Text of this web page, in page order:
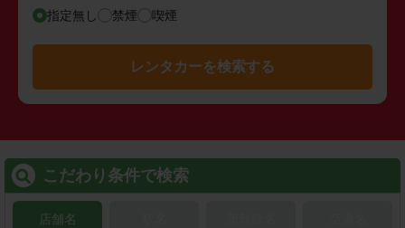
指定無し 禁煙 喫煙
レンタカーを検索する
こだわり条件で検索
店舗名